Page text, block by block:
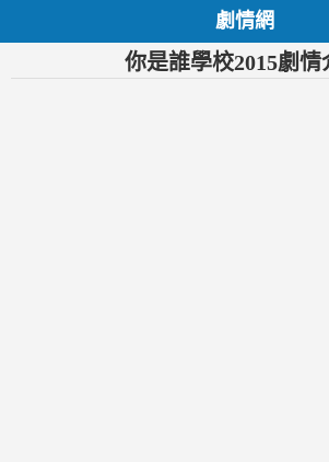
劇情網
你是誰學校2015劇情